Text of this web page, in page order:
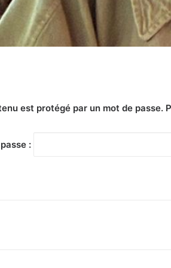
est protégé par un mot de passe.
: